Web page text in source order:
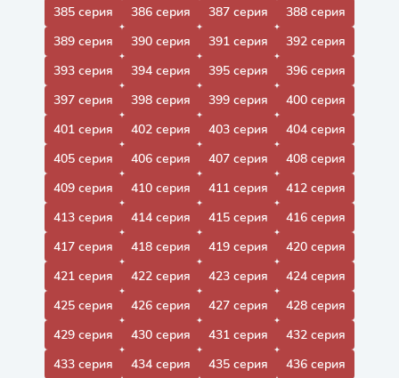
385 серия
386 серия 387 серия
388 серия
389 серия
390 серия 391 серия
392 серия
393 серия
394 серия 395 серия
396 серия
397 серия
398 серия 399 серия
400 серия
401 серия
402 серия 403 серия
404 серия
405 серия
406 серия 407 серия
408 серия
409 серия
410 серия 411 серия
412 серия
413 серия
414 серия 415 серия
416 серия
417 серия
418 серия 419 серия
420 серия
421 серия
422 серия 423 серия
424 серия
425 серия
426 серия 427 серия
428 серия
429 серия
430 серия 431 серия
432 серия
433 серия
434 серия 435 серия
436 серия